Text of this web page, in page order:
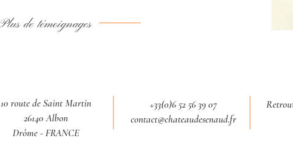
Plus de témoignages
10 route de Saint Martin
26140 Albon
Drôme - FRANCE
+33(0)6 52 56 39 07
contact@chateaudesenaud.fr